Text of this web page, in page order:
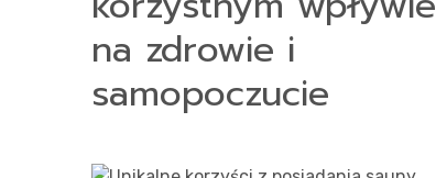
na zdrowie i
samopoczucie